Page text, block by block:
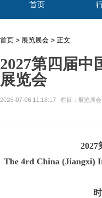
首页
首页 > 展览展会 > 正文
2027第四届
展览会
2026-07-06 11:18:17 栏目： 展览展会
2027
The 4rd China (Jiangxi)